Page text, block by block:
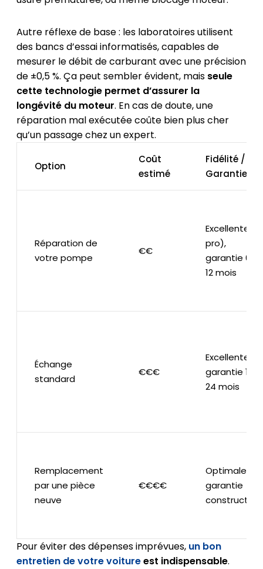
Autre réflexe de base : les laboratoires utilisent
des bancs d’essai informatisés, capables de
mesurer le débit de carburant avec une précision
de ±0,5 %. Ça peut sembler évident, mais seule
cette technologie permet d’assurer la
longévité du moteur. En cas de doute, une
réparation mal exécutée coûte bien plus cher
qu’un passage chez un expert.
Option
Coût
estimé
Fidélité /
Garantie
Réparation de
votre pompe
€€
Excellente (si
pro),
garantie 6-
12 mois
Échange
standard
€€€
Excellente,
garantie 12-
24 mois
Remplacement
par une pièce
neuve
€€€€
Optimale,
garantie
constructeur
Pour éviter des dépenses imprévues, un bon
entretien de votre voitureest indispensable.